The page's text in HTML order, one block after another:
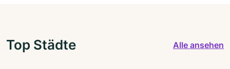
Top Städte Alle ansehen